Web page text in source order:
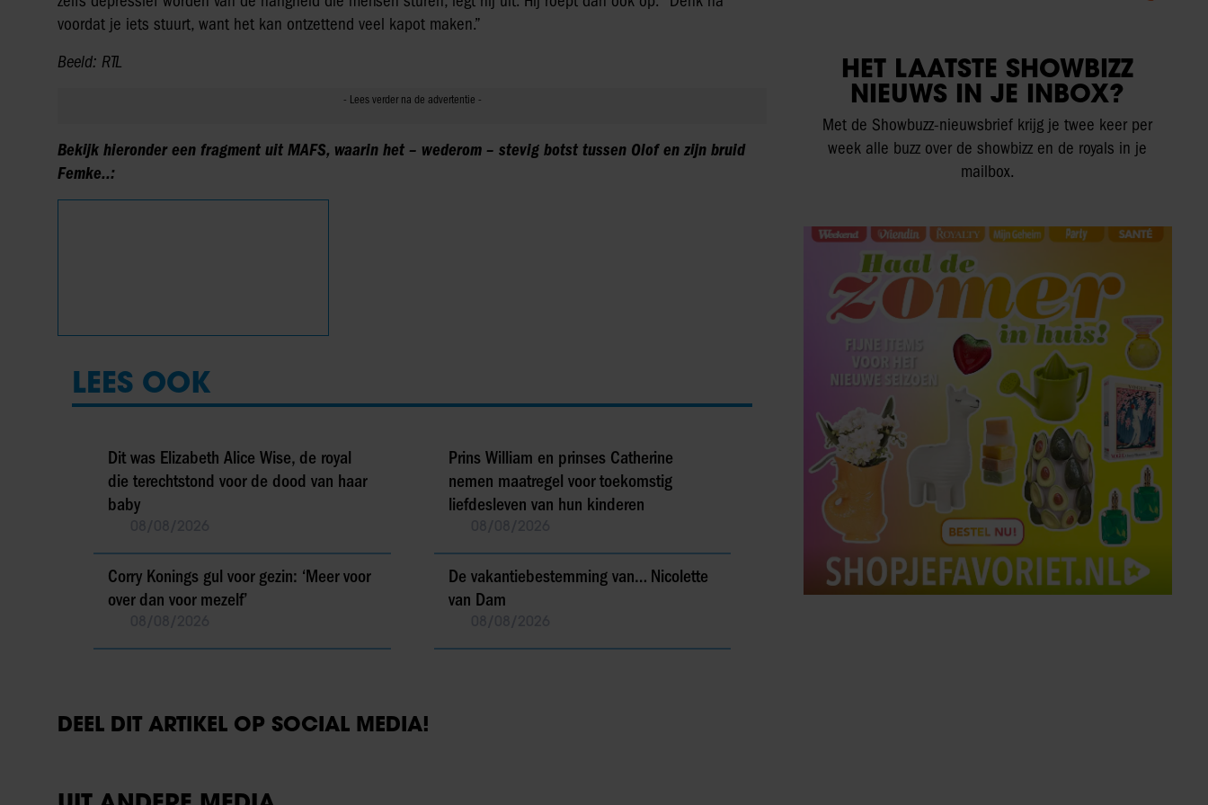
voordat je iets stuurt, want het kan ontzettend veel kapot maken.”
Beeld: RTL
Bekijk hieronder een fragment uit MAFS, waarin het – wederom – stevig botst tussen Olof en zijn bruid
Femke..:
LEES OOK
Dit was Elizabeth Alice Wise, de royal
die terechtstond voor de dood van haar
baby
Corry Konings gul voor gezin: ‘Meer voor
over dan voor mezelf’
Prins William en prinses Catherine
nemen maatregel voor toekomstig
liefdesleven van hun kinderen
De vakantiebestemming van… Nicolette
van Dam
DEEL DIT ARTIKEL OP SOCIAL MEDIA!
HET LAATSTE SHOWBIZZ
NIEUWS IN JE INBOX?
Met de Showbuzz-nieuwsbrief krijg je twee keer per
week alle buzz over de showbizz en de royals in je
mailbox.